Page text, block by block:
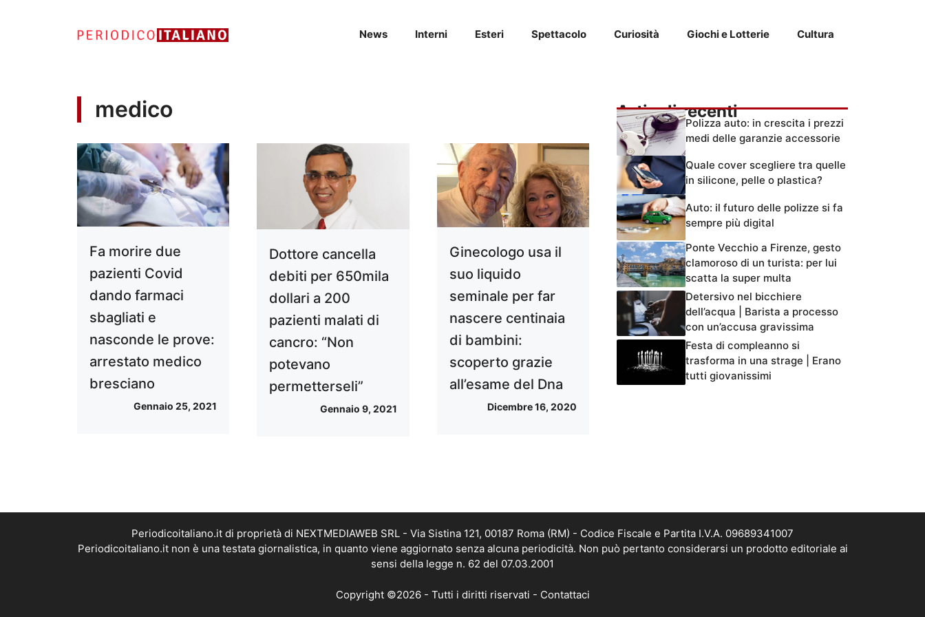
News Interni Esteri Spettacolo Curiosità Giochi e Lotterie Cultura
medico
Fa morire due
pazienti Covid
dando farmaci
sbagliati e
nasconde le prove:
arrestato medico
bresciano
Gennaio 25, 2021
Dottore cancella
debiti per 650mila
dollari a 200
pazienti malati di
cancro: “Non
potevano
permetterseli”
Gennaio 9, 2021
Ginecologo usa il
suo liquido
seminale per far
nascere centinaia
di bambini:
scoperto grazie
all’esame del Dna
Dicembre 16, 2020
Articoli recenti
Polizza auto: in crescita i prezzi
medi delle garanzie accessorie
Quale cover scegliere tra quelle
in silicone, pelle o plastica?
Auto: il futuro delle polizze si fa
sempre più digital
Ponte Vecchio a Firenze, gesto
clamoroso di un turista: per lui
scatta la super multa
Detersivo nel bicchiere
dell’acqua | Barista a processo
con un’accusa gravissima
Festa di compleanno si
trasforma in una strage | Erano
tutti giovanissimi
Periodicoitaliano.it di proprietà di NEXTMEDIAWEB SRL - Via Sistina 121, 00187 Roma (RM) - Codice Fiscale e Partita I.V.A. 09689341007
Periodicoitaliano.it non è una testata giornalistica, in quanto viene aggiornato senza alcuna periodicità. Non può pertanto considerarsi un prodotto editoriale ai
sensi della legge n. 62 del 07.03.2001
Copyright ©2026 - Tutti i diritti riservati - Contattaci